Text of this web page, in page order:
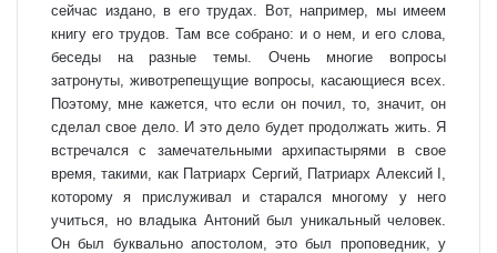
сейчас издано, в его трудах. Вот, например, мы имеем
книгу его трудов. Там все собрано: и о нем, и его слова,
беседы на разные темы. Очень многие вопросы
затронуты, животрепещущие вопросы, касающиеся всех.
Поэтому, мне кажется, что если он почил, то, значит, он
сделал свое дело. И это дело будет продолжать жить. Я
встречался с замечательными архипастырями в свое
время, такими, как Патриарх Сергий, Патриарх Алексий I,
которому я прислуживал и старался многому у него
учиться, но владыка Антоний был уникальный человек.
Он был буквально апостолом, это был проповедник, у